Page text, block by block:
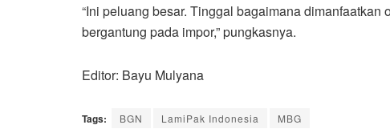
“Ini peluang besar. Tinggal bagaimana
bergantung pada impor,” pungkasnya.
Editor: Bayu Mulyana
Tags: BGN LamiPak Indonesia MBG